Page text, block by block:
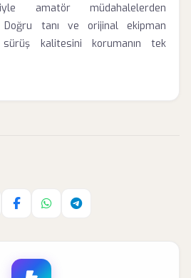
amatör müdahalelerden
Doğru tanı ve orijinal ekipman
sürüş kalitesini korumanın tek
paylaş
Facebook'da paylaş
Whatsapp'da paylaş
Telegram'da paylaş